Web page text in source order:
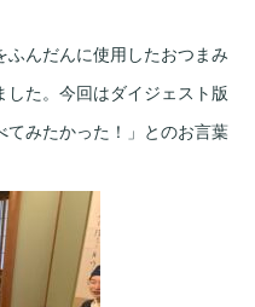
ふんだんに使用したおつまみ
た。今回はダイジェスト版
てみたかった！」とのお言葉